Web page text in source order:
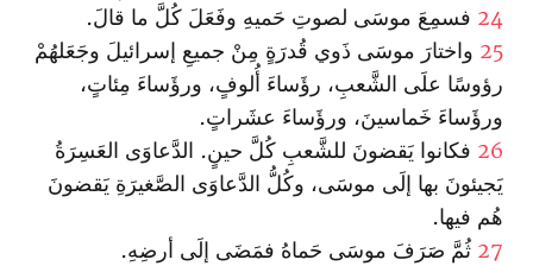
24 فسمِعَ موسَى لصوتِ حَميهِ وفَعَلَ كُلَّ ما قالَ.
25 واختارَ موسَى ذَوي قُدرَةٍ مِنْ جميعِ إسرائيلَ وجَعَلهُمْ
رؤوسًا علَى الشَّعبِ، رؤَساءَ أُلوفٍ، ورؤَساءَ مِئاتٍ،
ورؤَساءَ خَماسينَ، ورؤَساءَ عشَراتٍ.
26 فكانوا يَقضونَ للشَّعبِ كُلَّ حينٍ. الدَّعاوَى العَسِرَةُ
يَجيئونَ بها إلَى موسَى، وكُلُّ الدَّعاوَى الصَّغيرَةِ يَقضونَ
هُم فيها.
27 ثُمَّ صَرَفَ موسَى حَماهُ فمَضَى إلَى أرضِهِ.